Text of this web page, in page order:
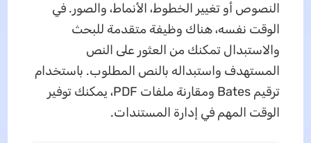
النصوص أو تغيير الخطوط، الأنماط، والصور. في
الوقت نفسه، هناك وظيفة متقدمة للبحث
والاستبدال تمكنك من العثور على النص
المستهدف واستبداله بالنص المطلوب. باستخدام
ترقيم Bates ومقارنة ملفات PDF، يمكنك توفير
الوقت المهم في إدارة المستندات.